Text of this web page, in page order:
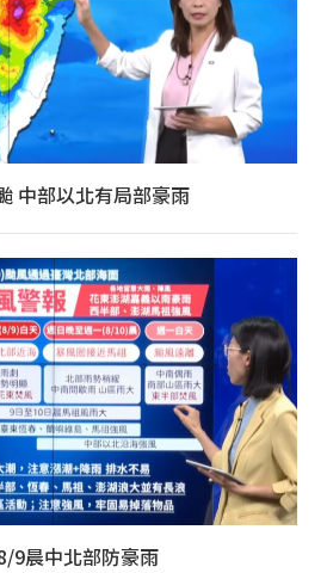
中部以北有局部豪雨
9晨中北部防豪雨